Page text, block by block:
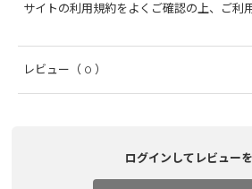
サイトの利用規約をよくご確認の上、ご利
レビュー （ 0 ）
ログインしてレビュー